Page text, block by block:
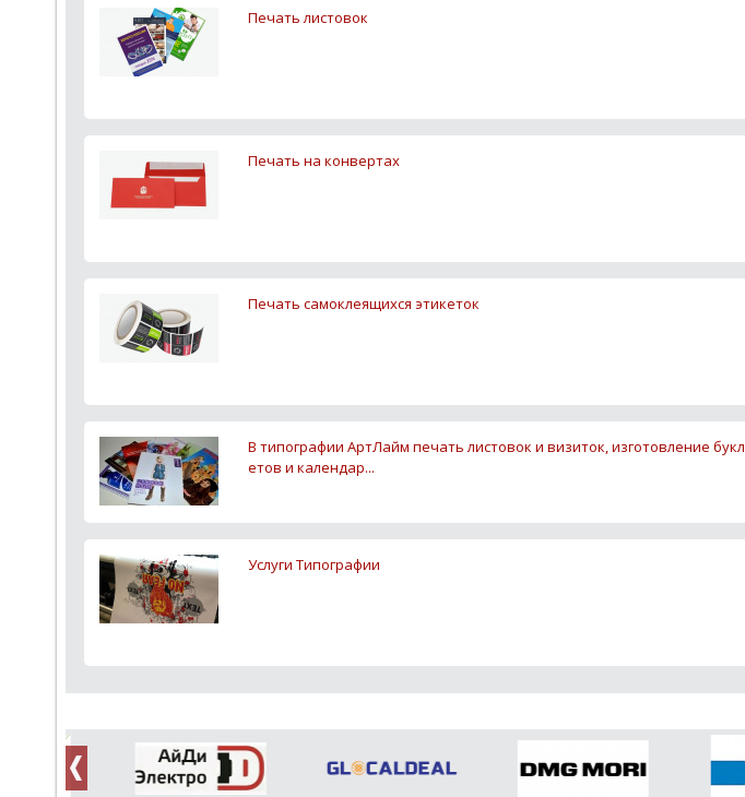
Печать листовок
Печать на конвертах
Печать самоклеящихся этикеток
В типографии АртЛайм печать листовок и визиток, изготовление букл
етов и календар...
Услуги Типографии